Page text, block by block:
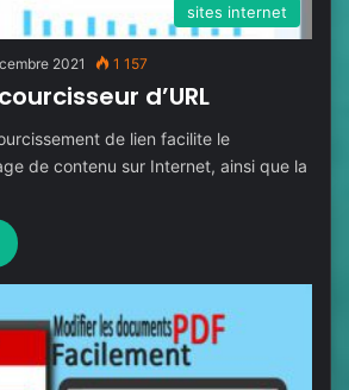
sites internet
2021 1 157
d’URL
de lien facilite le
de contenu sur Internet, ainsi que la